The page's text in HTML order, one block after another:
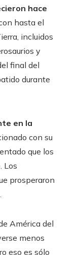
hace
hasta el
incluidos
y
final del
durante
en la
con su
que los
Los
prosperaron
América del
menos
eso es sólo